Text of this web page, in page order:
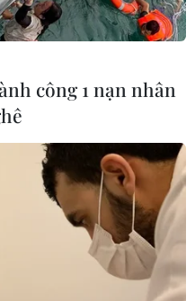
20 trường hợp
2
hợp dương tính với
ly y tế. Phú Yên ghi nhận
tại thị trấn Củng Sơn,
công 1 nạn nhân